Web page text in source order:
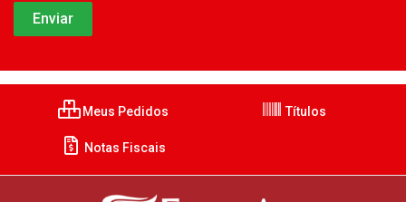
Meus Pedidos Títulos
Notas Fiscais